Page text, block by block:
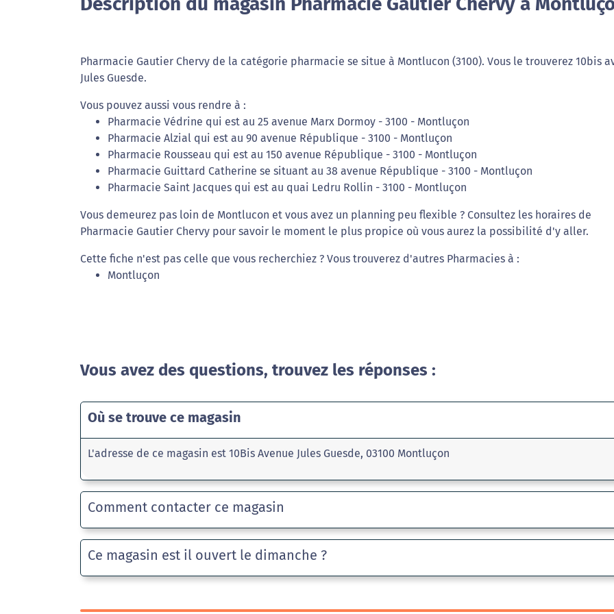
Pharmacie Gautier Chervy de la catégorie pharmacie se situe à Montlucon (3100). Vous le trouverez 10bis
Jules Guesde.
Vous pouvez aussi vous rendre à :
Pharmacie Védrine qui est au 25 avenue Marx Dormoy - 3100 - Montluçon
Pharmacie Alzial qui est au 90 avenue République - 3100 - Montluçon
Pharmacie Rousseau qui est au 150 avenue République - 3100 - Montluçon
Pharmacie Guittard Catherine se situant au 38 avenue République - 3100 - Montluçon
Pharmacie Saint Jacques qui est au quai Ledru Rollin - 3100 - Montluçon
Vous demeurez pas loin de Montlucon et vous avez un planning peu flexible ? Consultez les horaires de
Pharmacie Gautier Chervy pour savoir le moment le plus propice où vous aurez la possibilité d'y aller.
Cette fiche n'est pas celle que vous recherchiez ? Vous trouverez d'autres Pharmacies à :
Montluçon
Vous avez des questions, trouvez les réponses :
Où se trouve ce magasin
L'adresse de ce magasin est 10Bis Avenue Jules Guesde, 03100 Montluçon
Comment contacter ce magasin
Ce magasin est il ouvert le dimanche ?